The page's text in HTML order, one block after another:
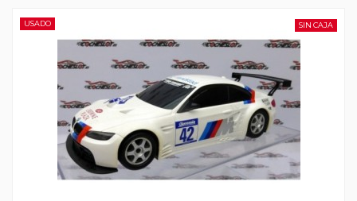
USADO SIN CAJA